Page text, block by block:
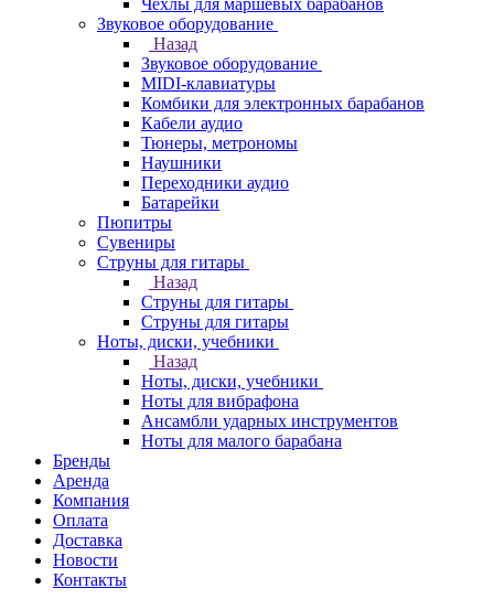
Чехлы для маршевых барабанов
Звуковое оборудование
Назад
Звуковое оборудование
MIDI-клавиатуры
Комбики для электронных барабанов
Кабели аудио
Тюнеры, метрономы
Наушники
Переходники аудио
Батарейки
Пюпитры
Сувениры
Струны для гитары
Назад
Струны для гитары
Струны для гитары
Ноты, диски, учебники
Назад
Ноты, диски, учебники
Ноты для вибрафона
Ансамбли ударных инструментов
Ноты для малого барабана
Бренды
Аренда
Компания
Оплата
Доставка
Новости
Контакты